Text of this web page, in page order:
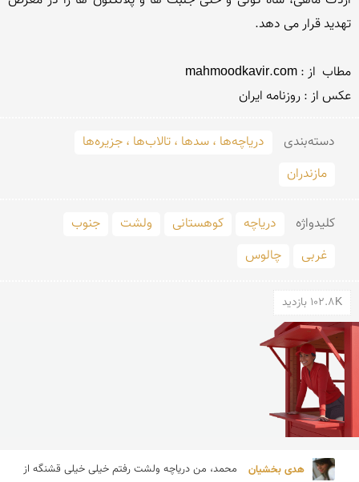
عكس از : روزنامه ایران
دسته‌بندی
دریاچه‌ها ، سدها ، تالاب‌ها ، جزیره‌ها
مازندران
کلید‌واژه دریاچه کوهستانی ولشت
جنوب
غربی
چالوس
102.8K بازدید
هدی بخشیان